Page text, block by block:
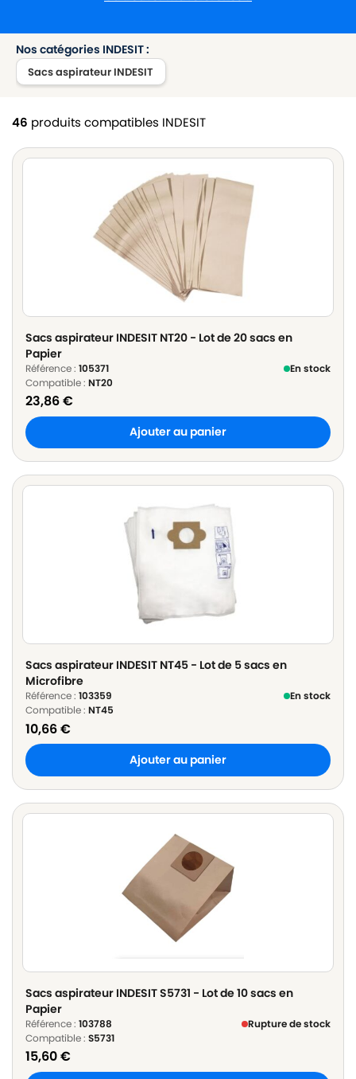
Nos catégories INDESIT :
Sacs aspirateur INDESIT
46 produits compatibles INDESIT
Sacs aspirateur INDESIT NT20 - Lot de 20 sacs en
Papier
Référence : 105371
En stock
Compatible : NT20
23,86€
Ajouter au panier
Sacs aspirateur INDESIT NT45 - Lot de 5 sacs en
Microfibre
Référence : 103359
En stock
Compatible : NT45
10,66€
Ajouter au panier
Sacs aspirateur INDESIT S5731 - Lot de 10 sacs en
Papier
Référence : 103788
Rupture de stock
Compatible : S5731
15,60€